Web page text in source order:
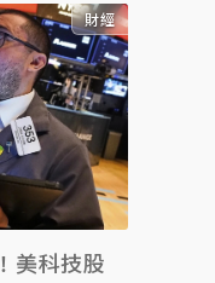
財經
美科技股